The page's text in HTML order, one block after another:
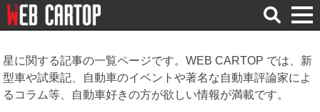
検
索
星に関する記事の一覧ページです。WEB CARTOP では、新
型車や試乗記、自動車のイベントや著名な自動車評論家によ
るコラム等、自動車好きの方が欲しい情報が満載です。